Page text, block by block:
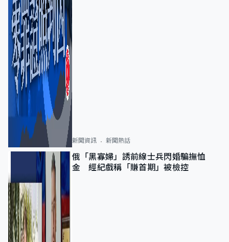
新聞資訊 新聞熱話
俄「黑寡婦」誘前線士兵閃婚騙撫恤
金 經紀戲稱「賺首期」被檢控